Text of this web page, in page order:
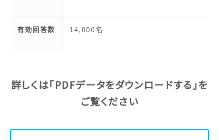
有効回答数 14,000名
詳しくは「PDFデータをダウンロードする」を
ご覧ください